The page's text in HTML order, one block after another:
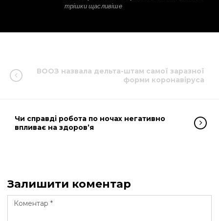
трішки щасливіше
ВООЗ назвала дельта-штам самої заразної
форми коронавіруса
Чи справді робота по ночах негативно
впливає на здоров’я
Залишити коментар